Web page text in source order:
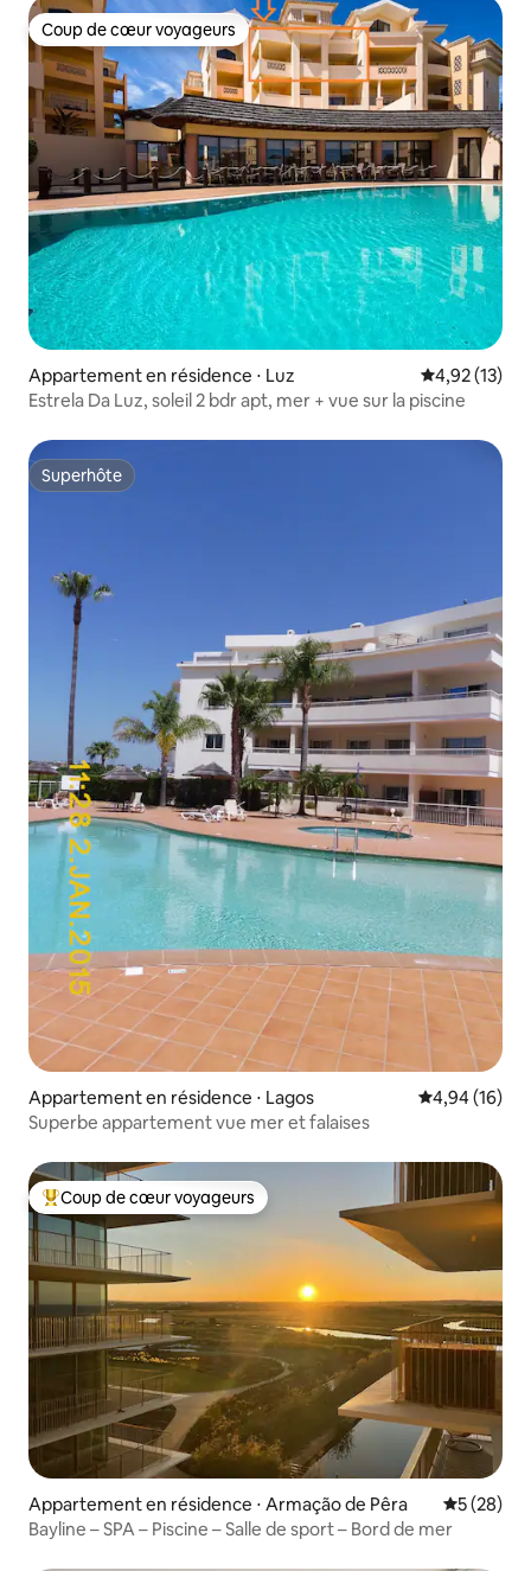
Coup de cœur voyageurs
Coup de cœur voyageurs
Appartement en résidence ⋅ Luz Évaluation
4,92 (13)
Estrela Da Luz, soleil 2 bdr apt, mer + vue sur la piscine
Superhôte
Superhôte
Appartement en résidence ⋅ Lagos Évaluation
4,94 (16)
Superbe appartement vue mer et falaises
Coups de cœur voyageurs les plus appréciés
Coup de cœur voyageurs
Appartement en résidence ⋅ Armação de Pêra
5 (28)
Bayline – SPA – Piscine – Salle de sport – Bord de mer